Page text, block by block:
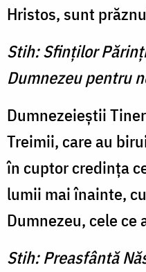
Hristos, sunt
Stih: Sfinţilor
Dumnezeu pentru
Dumnezeieştii
Treimii, care au
în cuptor credinţa
lumii mai înainte,
Dumnezeu, cele ce
Stih: Preasfântă